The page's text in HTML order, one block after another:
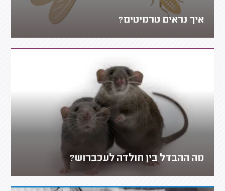
איך נראים טרמיטים?
מה ההבדל בין חולדה לעכברוש?